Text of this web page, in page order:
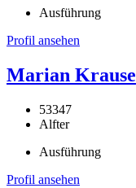
Ausführung
Profil ansehen
Marian Krause
53347
Alfter
Ausführung
Profil ansehen